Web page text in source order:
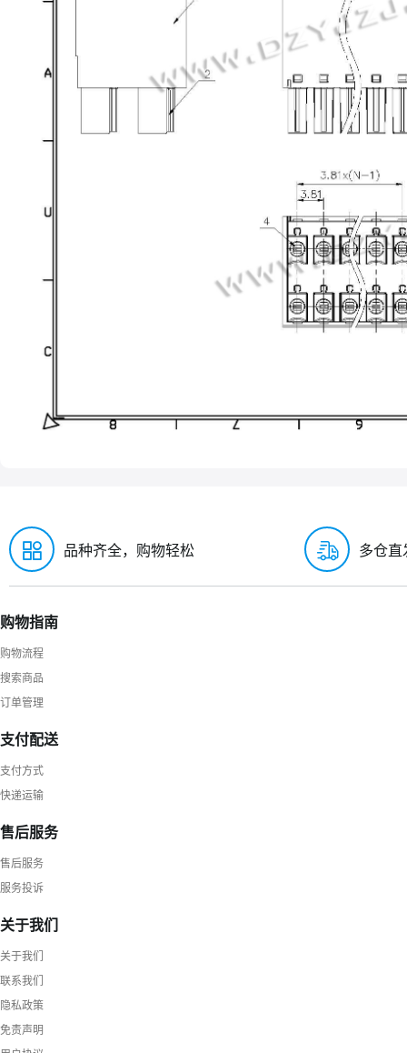
品种齐全，购物轻松 多仓直
购物指南
购物流程
搜索商品
订单管理
支付配送
支付方式
快递运输
售后服务
售后服务
服务投诉
关于我们
关于我们
联系我们
隐私政策
免责声明